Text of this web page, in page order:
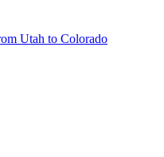
Utah to Colorado